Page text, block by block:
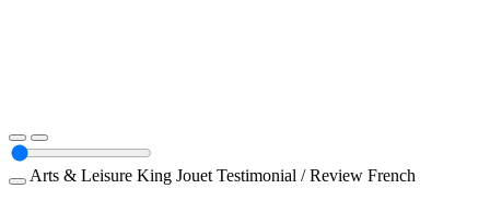
Arts & Leisure King Jouet Testimonial / Review French